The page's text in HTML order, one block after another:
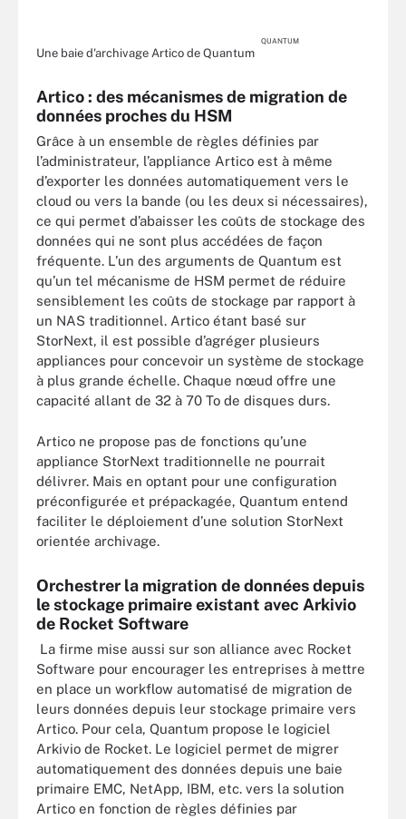
QUANTUM
Une baie d'archivage Artico de Quantum
Artico : des mécanismes de migration de
données proches du HSM
Grâce à un ensemble de règles définies par
l’administrateur, l’appliance Artico est à même
d’exporter les données automatiquement vers le
cloud ou vers la bande (ou les deux si nécessaires),
ce qui permet d’abaisser les coûts de stockage des
données qui ne sont plus accédées de façon
fréquente. L’un des arguments de Quantum est
qu’un tel mécanisme de HSM permet de réduire
sensiblement les coûts de stockage par rapport à
un NAS traditionnel. Artico étant basé sur
StorNext, il est possible d’agréger plusieurs
appliances pour concevoir un système de stockage
à plus grande échelle. Chaque nœud offre une
capacité allant de 32 à 70 To de disques durs.
Artico ne propose pas de fonctions qu’une
appliance StorNext traditionnelle ne pourrait
délivrer. Mais en optant pour une configuration
préconfigurée et prépackagée, Quantum entend
faciliter le déploiement d’une solution StorNext
orientée archivage.
Orchestrer la migration de données depuis
le stockage primaire existant avec Arkivio
de Rocket Software
La firme mise aussi sur son alliance avec Rocket
Software pour encourager les entreprises à mettre
en place un workflow automatisé de migration de
leurs données depuis leur stockage primaire vers
Artico. Pour cela, Quantum propose le logiciel
Arkivio de Rocket. Le logiciel permet de migrer
automatiquement des données depuis une baie
primaire EMC, NetApp, IBM, etc. vers la solution
Artico en fonction de règles définies par